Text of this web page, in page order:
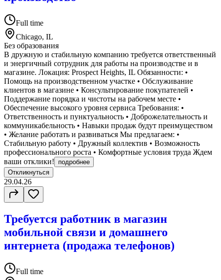
Full time
Chicago, IL
Без образования
В дружную и стабильную компанию требуется ответственный
и энергичный сотрудник для работы на производстве и в
магазине. Локация: Prospect Heights, IL Обязанности: •
Помощь на производственном участке • Обслуживание
клиентов в магазине • Консультирование покупателей •
Поддержание порядка и чистоты на рабочем месте •
Обеспечение высокого уровня сервиса Требования: •
Ответственность и пунктуальность • Доброжелательность и
коммуникабельность • Навыки продаж будут преимуществом
• Желание работать и развиваться Мы предлагаем: •
Стабильную работу • Дружный коллектив • Возможность
профессионального роста • Комфортные условия труда Ждем
ваши отклики!
подробнее
Откликнуться
29.04.26
Требуется работник в магазин
мобильной связи и домашнего
интернета (продажа телефонов)
Full time